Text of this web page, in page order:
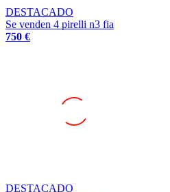
DESTACADO
Se venden 4 pirelli n3 fia
750 €
DESTACADO